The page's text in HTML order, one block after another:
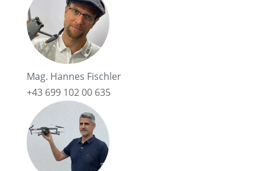
Mag. Hannes Fischler
+43 699 102 00 635